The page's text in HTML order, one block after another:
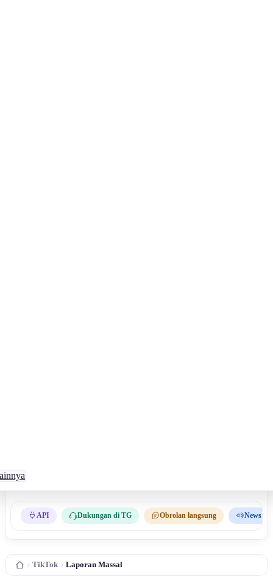
API Dukungan di TG Obrolan langsung News Tg
TikTok Laporan Massal